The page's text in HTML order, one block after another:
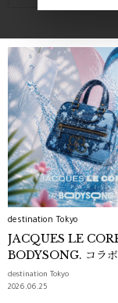
destination Tokyo
JACQUES LE
BODYSONG. コラボ
ンバッグ
destination Tokyo
2026.06.25